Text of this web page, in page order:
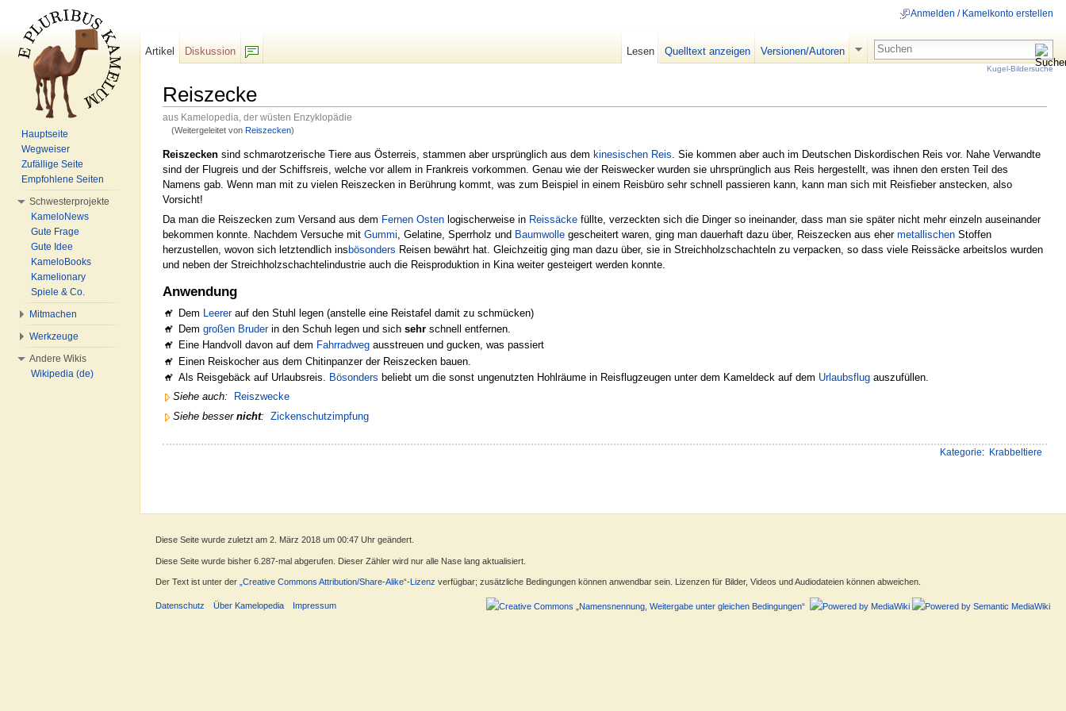
Reiszecke
aus Kamelopedia, der wüsten Enzyklopädie
(Weitergeleitet von Reiszecken)
Reiszecken sind schmarotzerische Tiere aus Österreis, stammen aber ursprünglich aus dem kinesischen Reis . Sie kommen aber auch im Deutschen Diskordischen Reis vor. Nahe Verwandte
sind der Flugreis und der Schiffsreis, welche vor allem in Frankreis vorkommen. Genau wie der Reiswecker wurden sie uhrsprünglich aus Reis hergestellt, was ihnen den ersten Teil des
Namens gab. Wenn man mit zu vielen Reiszecken in Berührung kommt, was zum Beispiel in einem Reisbüro sehr schnell passieren kann, kann man sich mit Reisfieber anstecken, also
Vorsicht!
Da man die Reiszecken zum Versand aus dem Fernen Osten logischerweise in Reissäcke füllte, verzeckten sich die Dinger so ineinander, dass man sie später nicht mehr einzeln auseinander
bekommen konnte. Nachdem Versuche mit Gummi , Gelatine, Sperrholz und Baumwolle gescheitert waren, ging man dauerhaft dazu über, Reiszecken aus eher metallischen Stoffen
herzustellen, wovon sich letztendlich ins bösonders Reisen bewährt hat. Gleichzeitig ging man dazu über, sie in Streichholzschachteln zu verpacken, so dass viele Reissäcke arbeitslos wurden
und neben der Streichholzschachtelindustrie auch die Reisproduktion in Kina weiter gesteigert werden konnte.
Anwendung
Dem Leererauf den Stuhl legen (anstelle eine Reistafel damit zu schmücken)
Demgroßen Bruderin den Schuh legen und sichsehr schnell entfernen.
Eine Handvoll davon auf dem Fahrradweg ausstreuen und gucken, was passiert
Einen Reiskocher aus dem Chitinpanzer der Reiszecken bauen.
Als Reisgebäck auf Urlaubsreis.
Bösonders beliebt um die sonst ungenutzten Hohlräume in Reisflugzeugen unter dem Kameldeck auf dem Urlaubsflug auszufüllen.
Siehe auch:
Reiszwecke
Siehe besser nicht: Zickenschutzimpfung
Kategorie: Krabbeltiere
Anmelden / Kamelkonto erstellen
Artikel
Diskussion
Lesen Quelltext anzeigen Versionen/Autoren
Kugel-Bildersuche
Hauptseite
Wegweiser
Zufällige Seite
Empfohlene Seiten
Schwesterprojekte
KameloNews
Gute Frage
Gute Idee
KameloBooks
Kamelionary
Spiele & Co.
Mitmachen
Werkzeuge
Andere Wikis
Wikipedia (de)
Diese Seite wurde zuletzt am 2. März 2018 um 00:47 Uhr geändert.
Diese Seite wurde bisher 6.287-mal abgerufen. Dieser Zähler wird nur alle Nase lang aktualisiert.
Der Text ist unter der „Creative Commons Attribution/Share-Alike“-Lizenz verfügbar; zusätzliche Bedingungen können anwendbar sein. Lizenzen für Bilder, Videos und Audiodateien können abweichen.
Datenschutz Über Kamelopedia Impressum